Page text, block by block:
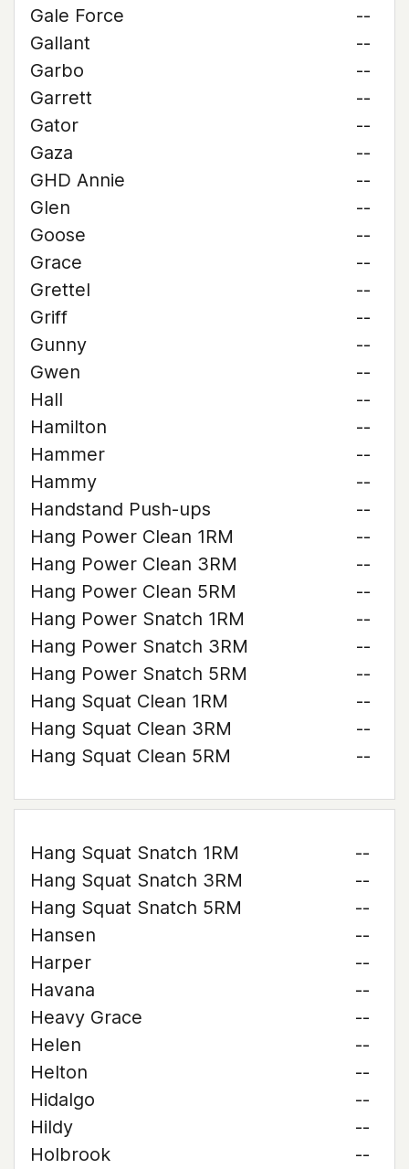
Gale Force
--
Gallant
--
Garbo
--
Garrett
--
Gator
--
Gaza
--
GHD Annie
--
Glen
--
Goose
--
Grace
--
Grettel
--
Griff
--
Gunny
--
Gwen
--
Hall
--
Hamilton
--
Hammer
--
Hammy
--
Handstand Push-ups
--
Hang Power Clean 1RM
--
Hang Power Clean 3RM
--
Hang Power Clean 5RM
--
Hang Power Snatch 1RM
--
Hang Power Snatch 3RM
--
Hang Power Snatch 5RM
--
Hang Squat Clean 1RM
--
Hang Squat Clean 3RM
--
Hang Squat Clean 5RM
--
Hang Squat Snatch 1RM
--
Hang Squat Snatch 3RM
--
Hang Squat Snatch 5RM
--
Hansen
--
Harper
--
Havana
--
Heavy Grace
--
Helen
--
Helton
--
Hidalgo
--
Hildy
--
Holbrook
--